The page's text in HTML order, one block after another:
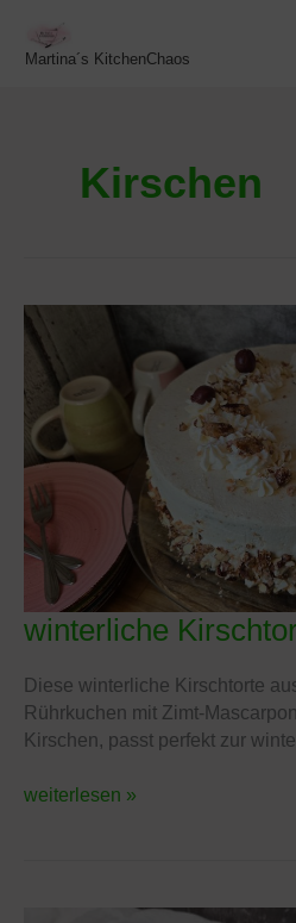
Inhalt
springen
Martina´s KitchenChaos
Kirschen
winterliche
Diese winterliche Kirschtorte
Rührkuchen mit Zimt-
Kirschen, passt perfekt zur
winterliche
weiterlesen »